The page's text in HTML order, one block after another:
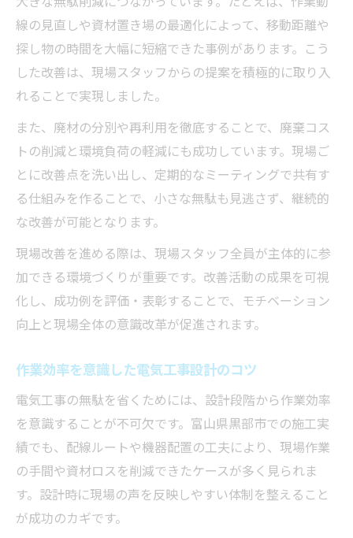
線の見直しや資材置き場の最適化によって、移動距離や
探し物の時間を大幅に短縮できた事例があります。こう
した改善は、現場スタッフからの提案を積極的に取り入
れることで実現しました。
また、廃材の分別や再利用を徹底することで、廃棄コス
トの削減と環境負荷の軽減にも成功しています。現場ご
とに改善点を洗い出し、定期的なミーティングで共有す
る仕組みを作ることで、小さな無駄も見逃さず、継続的
な改善が可能となります。
現場改善を進める際は、現場スタッフ全員が主体的に参
加できる環境づくりが重要です。改善活動の成果を可視
化し、成功例を評価・表彰することで、モチベーション
向上と現場全体の意識改革が促進されます。
作業効率を意識した電気工事設計のコツ
電気工事の無駄を省くためには、設計段階から作業効率
を意識することが不可欠です。富山県黒部市での施工実
績でも、配線ルートや機器配置の工夫により、現場作業
の手間や資材ロスを削減できたケースが多く見られま
す。設計時に現場の声を反映しやすい体制を整えること
が成功のカギです。